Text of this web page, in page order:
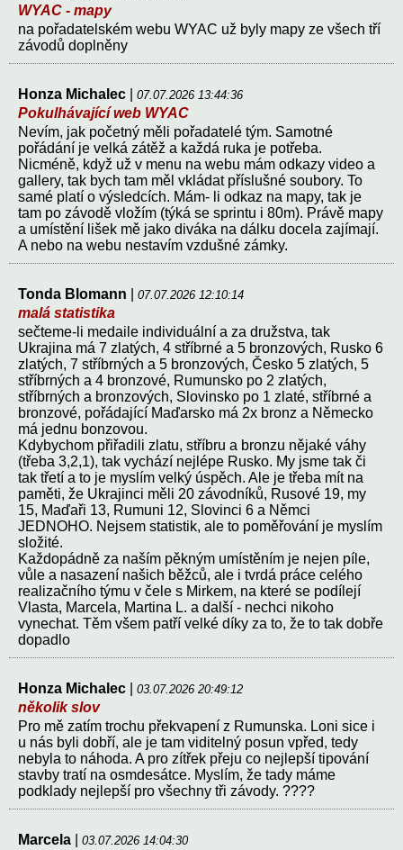
WYAC - mapy
na pořadatelském webu WYAC už byly mapy ze všech tří
závodů doplněny
Honza Michalec 07.07.2026 13:44:36
Pokulhávající web WYAC
Nevím, jak početný měli pořadatelé tým. Samotné
pořádání je velká zátěž a každá ruka je potřeba.
Nicméně, když už v menu na webu mám odkazy video a
gallery, tak bych tam měl vkládat příslušné soubory. To
samé platí o výsledcích. Mám- li odkaz na mapy, tak je
tam po závodě vložím (týká se sprintu i 80m). Právě mapy
a umístění lišek mě jako diváka na dálku docela zajímají.
A nebo na webu nestavím vzdušné zámky.
Tonda Blomann 07.07.2026 12:10:14
malá statistika
sečteme-li medaile individuální a za družstva, tak
Ukrajina má 7 zlatých, 4 stříbrné a 5 bronzových, Rusko 6
zlatých, 7 stříbrných a 5 bronzových, Česko 5 zlatých, 5
stříbrných a 4 bronzové, Rumunsko po 2 zlatých,
stříbrných a bronzových, Slovinsko po 1 zlaté, stříbrné a
bronzové, pořádající Maďarsko má 2x bronz a Německo
má jednu bonzovou.
Kdybychom přiřadili zlatu, stříbru a bronzu nějaké váhy
(třeba 3,2,1), tak vychází nejlépe Rusko. My jsme tak či
tak třetí a to je myslím velký úspěch. Ale je třeba mít na
paměti, že Ukrajinci měli 20 závodníků, Rusové 19, my
15, Maďaři 13, Rumuni 12, Slovinci 6 a Němci
JEDNOHO. Nejsem statistik, ale to poměřování je myslím
složité.
Každopádně za naším pěkným umístěním je nejen píle,
vůle a nasazení našich běžců, ale i tvrdá práce celého
realizačního týmu v čele s Mirkem, na které se podílejí
Vlasta, Marcela, Martina L. a další - nechci nikoho
vynechat. Těm všem patří velké díky za to, že to tak dobře
dopadlo
Honza Michalec 03.07.2026 20:49:12
několik slov
Pro mě zatím trochu překvapení z Rumunska. Loni sice i
u nás byli dobří, ale je tam viditelný posun vpřed, tedy
nebyla to náhoda. A pro zítřek přeju co nejlepší tipování
stavby tratí na osmdesátce. Myslím, že tady máme
podklady nejlepší pro všechny tři závody. ????
Marcela 03.07.2026 14:04:30